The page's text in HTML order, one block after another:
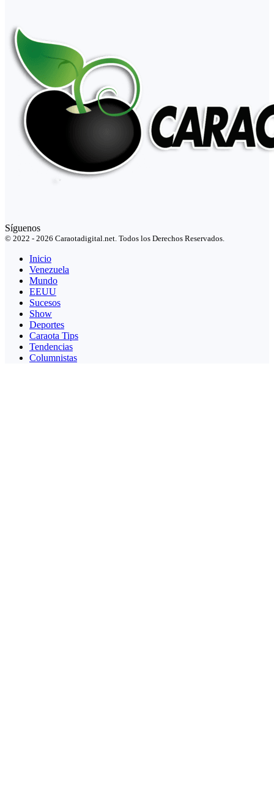
Síguenos
© 2022 - 2026 Caraotadigital.net. Todos los Derechos Reservados.
Inicio
Venezuela
Mundo
EEUU
Sucesos
Show
Deportes
Caraota Tips
Tendencias
Columnistas